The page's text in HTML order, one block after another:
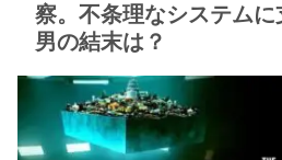
察。不条理なシステム
男の結末は？